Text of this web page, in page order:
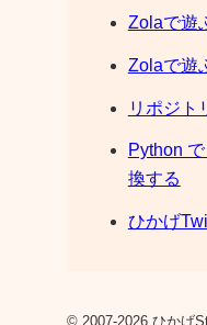
Zolaで遊
Zolaで遊
リポジト
Python
換する
ひかげ
© 2007-2026 ひかげ